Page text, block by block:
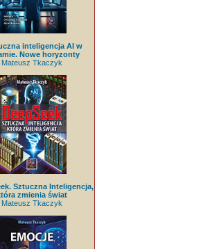
inteligencja AI w
Nowe horyzonty
Mateusz Tkaczyk
Sztuczna Inteligencja,
zmienia świat
Mateusz Tkaczyk